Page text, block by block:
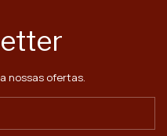
nossas ofertas.